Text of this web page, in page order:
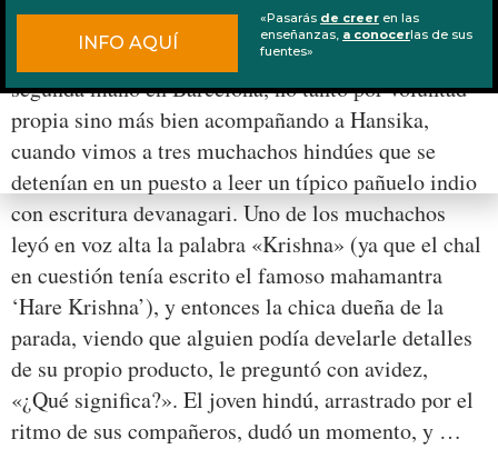
Krishna y el Papa
Hace un par de meses, yo visitaba un mercadillo de
segunda mano en Barcelona, no tanto por voluntad
propia sino más bien acompañando a Hansika,
cuando vimos a tres muchachos hindúes que se
detenían en un puesto a leer un típico pañuelo indio
con escritura devanagari. Uno de los muchachos
leyó en voz alta la palabra «Krishna» (ya que el chal
en cuestión tenía escrito el famoso mahamantra
‘Hare Krishna’), y entonces la chica dueña de la
parada, viendo que alguien podía develarle detalles
de su propio producto, le preguntó con avidez,
«¿Qué significa?». El joven hindú, arrastrado por el
ritmo de sus compañeros, dudó un momento, y …
INFO AQUÍ
«Pasarás de creer en las
enseñanzas, a conocerlas de sus
fuentes»